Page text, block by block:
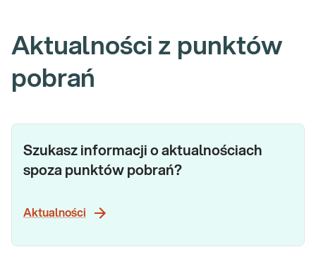
Aktualności z punktów
pobrań
Szukasz informacji o aktualnościach
spoza punktów pobrań?
Aktualności